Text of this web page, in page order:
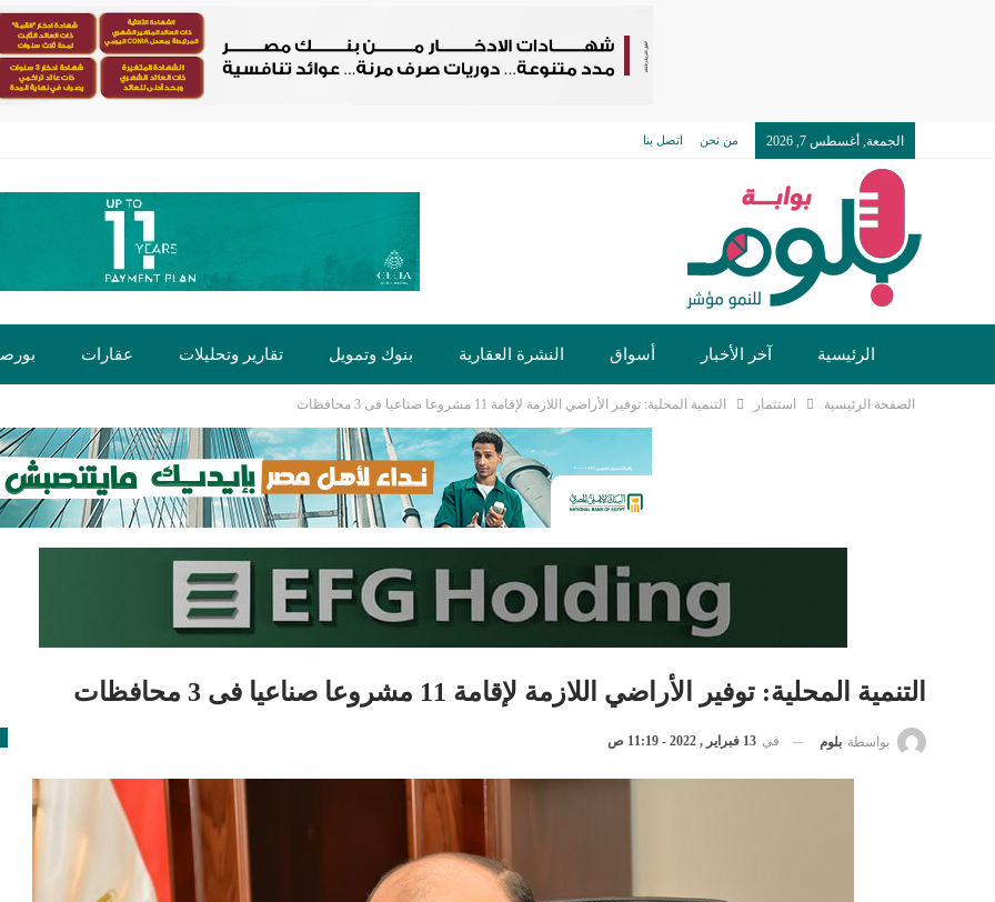
الجمعة, أغسطس 7, 2026 من نحن اتصل بنا
الرئيسية آخر الأخبار أسواق النشرة العقارية بنوك وتمويل تقارير وتحليلات عقارات
الصفحة الرئيسية استثمار التنمية المحلية: توفير الأراضي اللازمة لإقامة 11 مشروعا صناعيا فى 3 محافظات
التنمية المحلية: توفير الأراضي اللازمة لإقامة 11 مشروعا صناعيا فى 3 محافظات
بواسطة بلوم في 13 فبراير , 2022 - 11:19 ص